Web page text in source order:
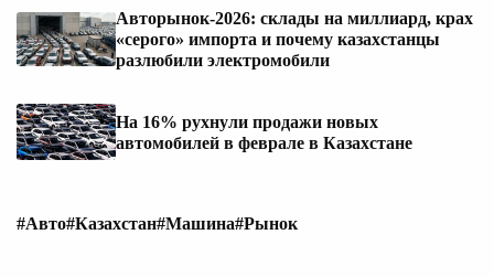
Авторынок-2026: склады на миллиард, крах
«серого» импорта и почему казахстанцы
разлюбили электромобили
На 16% рухнули продажи новых
автомобилей в феврале в Казахстане
#Авто#Казахстан#Машина#Рынок